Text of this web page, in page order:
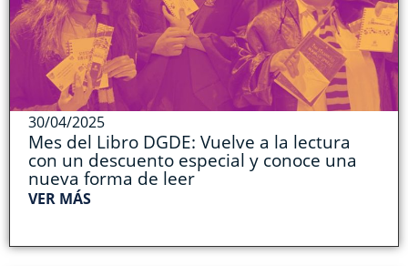
30/04/2025
Mes del Libro DGDE: Vuelve a la lectura
con un descuento especial y conoce una
nueva forma de leer
VER MÁS